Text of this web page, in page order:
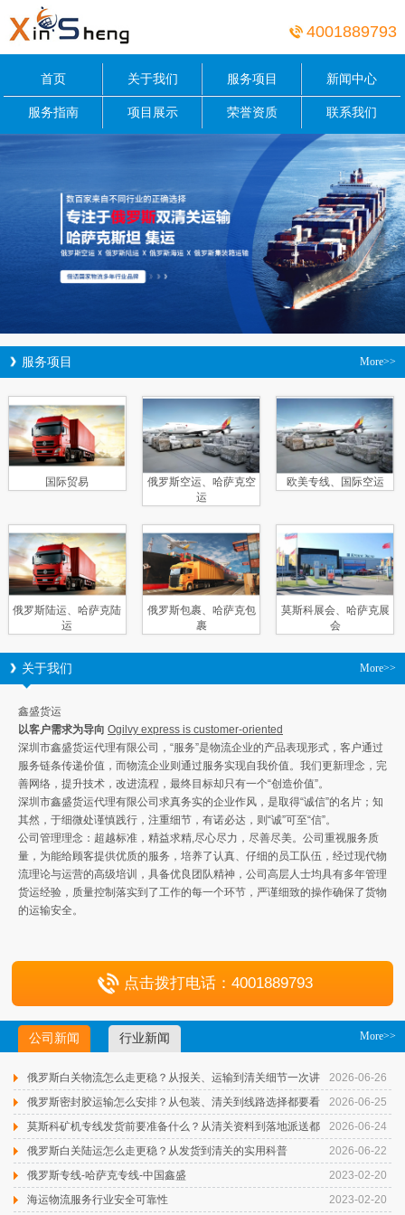
4001889793
首页 关于我们 服务项目 新闻中心
服务指南 项目展示 荣誉资质 联系我们
More>>
服务项目
国际贸易
俄罗斯空运、哈萨克空
运
欧美专线、国际空运
俄罗斯陆运、哈萨克陆
运
俄罗斯包裹、哈萨克包
裹
莫斯科展会、哈萨克展
会
More>>
关于我们
鑫盛货运
以客户需求为导向 Ogilvy express is customer-oriented
深圳市鑫盛货运代理有限公司，“服务”是物流企业的产品表现形式，客户通过
服务链条传递价值，而物流企业则通过服务实现自我价值。我们更新理念，完
善网络，提升技术，改进流程，最终目标却只有一个“创造价值”。
深圳市鑫盛货运代理有限公司求真务实的企业作风，是取得“诚信”的名片；知
其然，于细微处谨慎践行，注重细节，有诺必达，则“诚”可至“信”。
公司管理理念：超越标准，精益求精,尽心尽力，尽善尽美。公司重视服务质
量，为能给顾客提供优质的服务，培养了认真、仔细的员工队伍，经过现代物
流理论与运营的高级培训，具备优良团队精神，公司高层人士均具有多年管理
货运经验，质量控制落实到了工作的每一个环节，严谨细致的操作确保了货物
的运输安全。
点击拨打电话：4001889793
More>>
公司新闻 行业新闻
2026-06-26
俄罗斯白关物流怎么走更稳？从报关、运输到清关细节一次讲
清楚
2026-06-25
俄罗斯密封胶运输怎么安排？从包装、清关到线路选择都要看
清楚
2026-06-24
莫斯科矿机专线发货前要准备什么？从清关资料到落地派送都
不能马虎
2026-06-22
俄罗斯白关陆运怎么走更稳？从发货到清关的实用科普
2023-02-20
俄罗斯专线-哈萨克专线-中国鑫盛
2023-02-20
海运物流服务行业安全可靠性